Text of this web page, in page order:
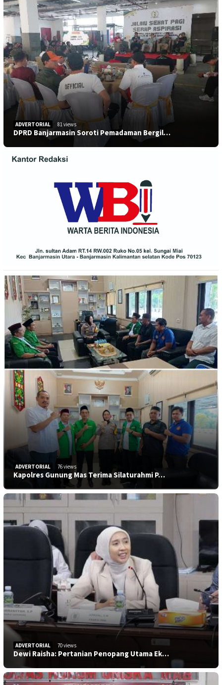
ADVERTORIAL 81 views
DPRD Banjarmasin Soroti Pemadaman Bergil…
ADVERTORIAL 76 views
Kapolres Gunung Mas Terima Silaturahmi P…
ADVERTORIAL 70 views
Dewi Raisha: Pertanian Penopang Utama Ek…